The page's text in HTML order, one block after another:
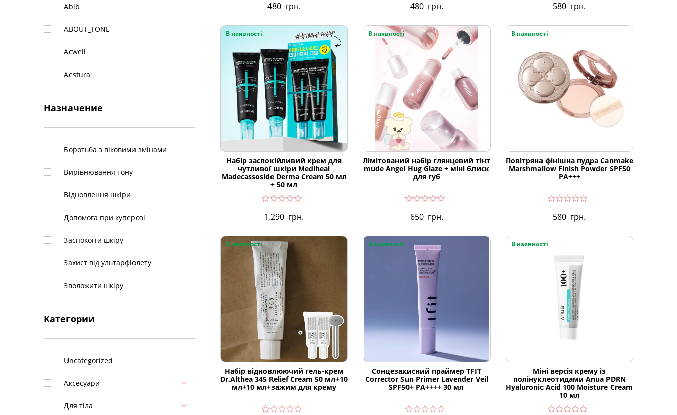
Abib
ABOUT_TONE
Acwell
Aestura
Bbi@
Назначение
Боротьба з віковими змінами
Вирівнювання тону
Відновлення шкіри
Допомога при куперозі
Заспокоїти шкіру
Захист від ультарфіолету
Зволожити шкіру
Категории
Uncategorized
Аксесуари
Для тіла
480 грн. 480 грн. 580 грн.
В наявності
Набір заспокійливий крем для
чутливої шкіри Mediheal
Madecassoside Derma Cream 50 мл
+ 50 мл
1,290 грн.
В наявності
Лімітований набір глянцевий тінт
mude Angel Hug Glaze + міні блиск
для губ
650 грн.
В наявності
Повітряна фінішна пудра Canmake
Marshmallow Finish Powder SPF50
PA+++
580 грн.
В наявності
Набір відновлюючий гель-крем
Dr.Althea 345 Relief Cream 50 мл+10
мл+10 мл+зажим для крему
В наявності
Сонцезахисний праймер TFIT
Corrector Sun Primer Lavender Veil
SPF50+ PA++++ 30 мл
В наявності
Міні версія крему із
полінуклеотидами Anua PDRN
Hyaluronic Acid 100 Moisture Cream
10 мл